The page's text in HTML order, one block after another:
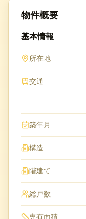
物件概要
基本情報
所在地
交通
築年月
構造
階建て
総戸数
専有面積